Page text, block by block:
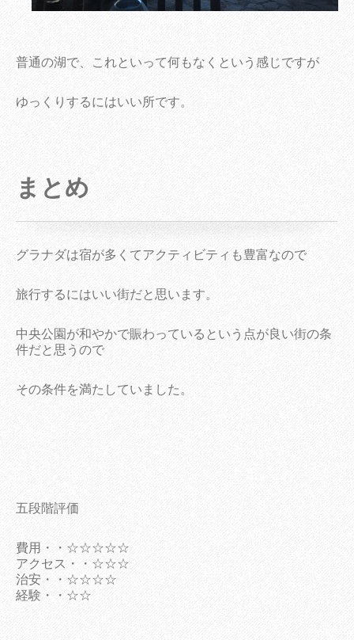
普通の湖で、これといって何もなくという感じですが
ゆっくりするにはいい所です。
まとめ
グラナダは宿が多くてアクティビティも豊富なので
旅行するにはいい街だと思います。
中央公園が和やかで賑わっているという点が良い街の条
件だと思うので
その条件を満たしていました。
五段階評価
費用・・☆☆☆☆☆
アクセス・・☆☆☆
治安・・☆☆☆☆
経験・・☆☆